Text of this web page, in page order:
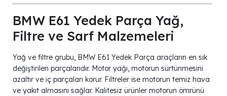
BMW E61 Yedek Parça Yağ,
Filtre ve Sarf Malzemeleri
Yağ ve filtre grubu, BMW E61 Yedek Parça araçların en sık
değiştirilen parçalarıdır. Motor yağı, motorun sürtünmesini
azaltır ve iç parçaları korur. Filtreler ise motorun temiz hava
ve yakıt almasını sağlar. Kalitesiz ürünler motorun ömrünü